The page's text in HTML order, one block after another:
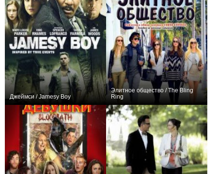
Джеймси / Jamesy Boy
Элитное общество / The Bling
Ring